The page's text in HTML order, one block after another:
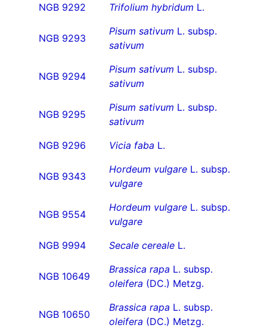
NGB 9292
Trifolium hybridum L.
NGB 9293
Pisum sativum L. subsp.
sativum
NGB 9294
Pisum sativum L. subsp.
sativum
NGB 9295
Pisum sativum L. subsp.
sativum
NGB 9296
Vicia faba L.
NGB 9343
Hordeum vulgare L. subsp.
vulgare
NGB 9554
Hordeum vulgare L. subsp.
vulgare
NGB 9994
Secale cereale L.
NGB 10649
Brassica rapa L. subsp.
oleifera (DC.) Metzg.
NGB 10650
Brassica rapa L. subsp.
oleifera (DC.) Metzg.